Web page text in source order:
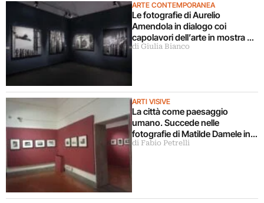
ARTE CONTEMPORANEA
Le fotografie di Aurelio
Amendola in dialogo coi
capolavori dell’arte in mostra a
Milano
di Giulia Bianco
ARTI VISIVE
La città come paesaggio
umano. Succede nelle
fotografie di Matilde Damele in
mostra a Roma
di Fabio Petrelli